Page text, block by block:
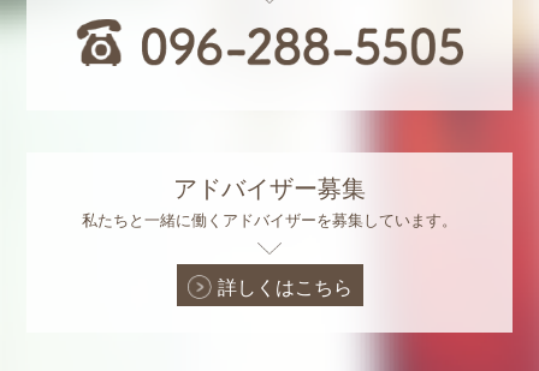
アドバイザー募集
私たちと一緒に働くアドバイザーを募集しています。
詳しくはこちら